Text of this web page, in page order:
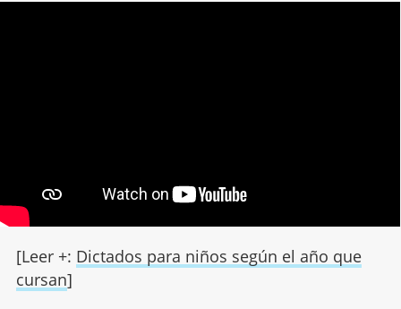
[Leer +: Dictados para niños según el año que
cursan]